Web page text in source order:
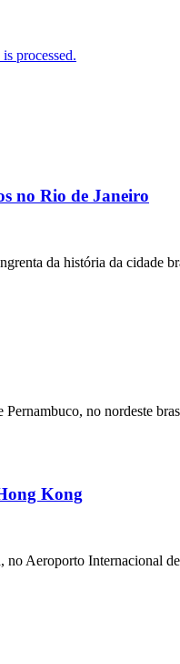
processed.
no Rio de Janeiro
da história da
no nordeste
Kong
no Aeroporto